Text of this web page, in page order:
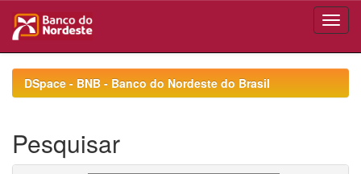
navigationDSpace - BNB - Banco do Nordeste do Brasil
Pesquisar